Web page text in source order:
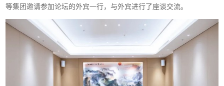
等集团邀请参加论坛的外宾一行，与外宾进行了座谈交流。